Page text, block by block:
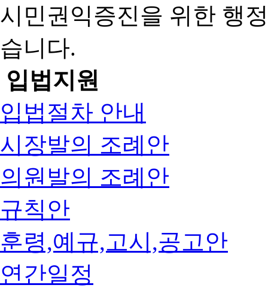
시민권익증진을 위한 행
습니다.
입법지원
입법절차 안내
시장발의 조례안
의원발의 조례안
규칙안
훈령,예규,고시,공고안
연간일정